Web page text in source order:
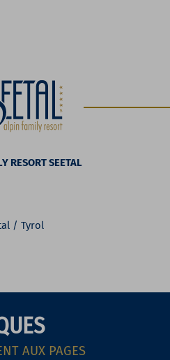
RESORT SEETAL
/ Tyrol
AUX PAGES